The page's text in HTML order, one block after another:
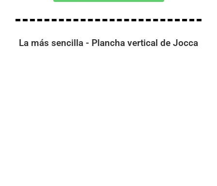
La más sencilla - Plancha vertical de Jocca